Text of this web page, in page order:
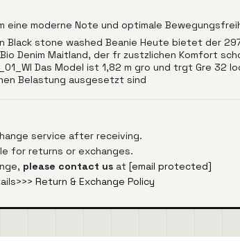
eine moderne Note und optimale
Black stone washed Beanie Heute bietet der
Denim Maitland, der fr zustzlichen Komfort
Das Model ist 1,82 m gro und trgt Gre 32
Belastung ausgesetzt sind
service after receiving.
for returns or exchanges.
please contact us at [email protected]
Return & Exchange Policy